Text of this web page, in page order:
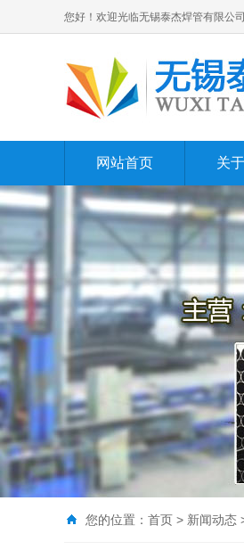
您好！欢迎光临无锡泰杰焊管有限公
网站首页 关
您的位置： 首页 > 新闻动态